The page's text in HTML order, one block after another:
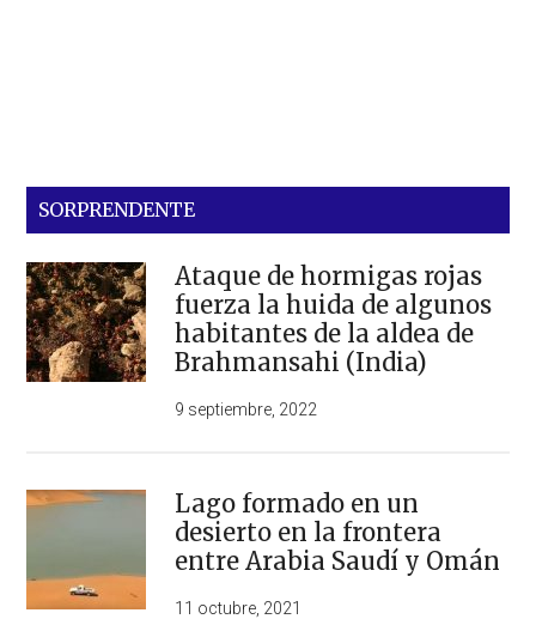
SORPRENDENTE
Ataque de hormigas rojas
fuerza la huida de algunos
habitantes de la aldea de
Brahmansahi (India)
9 septiembre, 2022
Lago formado en un
desierto en la frontera
entre Arabia Saudí y Omán
11 octubre, 2021